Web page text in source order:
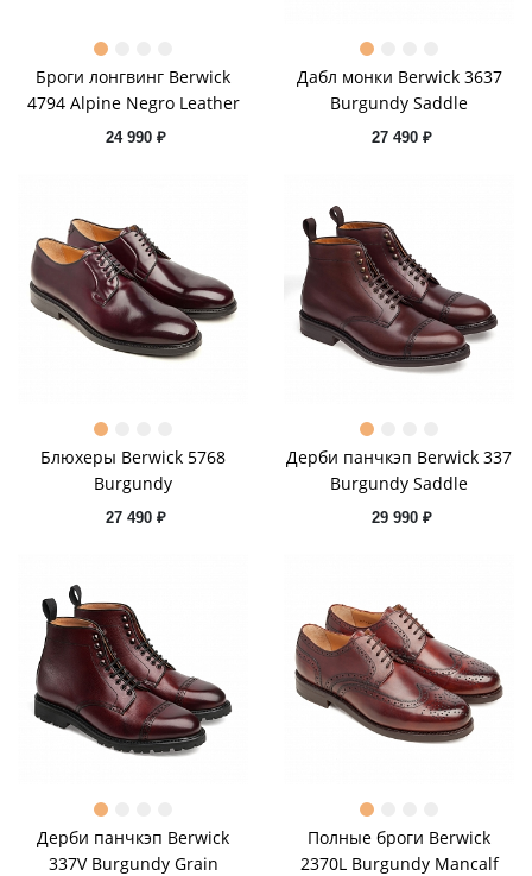
Броги лонгвинг Berwick
4794 Alpine Negro Leather
24 990 ₽
Дабл монки Berwick 3637
Burgundy Saddle
27 490 ₽
Блюхеры Berwick 5768
Burgundy
27 490 ₽
Дерби панчкэп Berwick 337
Burgundy Saddle
29 990 ₽
Дерби панчкэп Berwick
337V Burgundy Grain
Полные броги Berwick
2370L Burgundy Mancalf